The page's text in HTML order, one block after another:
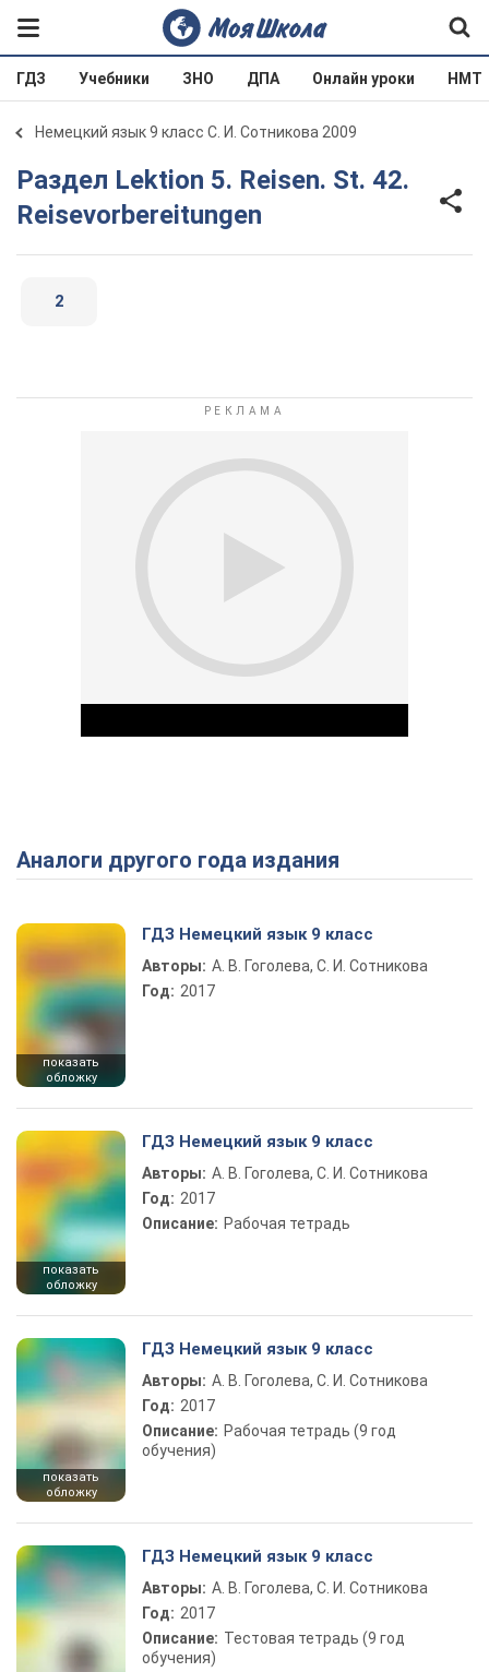
ГДЗ Учебники ЗНО ДПА Онлайн уроки НМТ
Немецкий язык 9 класс С. И. Сотникова 2009
Раздел Lektion 5. Reisen. St. 42.
Reisevorbereitungen
2
Play Video
Аналоги другого года издания
показать
обложку
ГДЗ Немецкий язык 9 класс
Авторы: А. В. Гоголева, С. И. Сотникова
Год: 2017
показать
обложку
ГДЗ Немецкий язык 9 класс
Авторы: А. В. Гоголева, С. И. Сотникова
Год: 2017
Описание: Рабочая тетрадь
показать
обложку
ГДЗ Немецкий язык 9 класс
Авторы: А. В. Гоголева, С. И. Сотникова
Год: 2017
Описание: Рабочая тетрадь (9 год
обучения)
ГДЗ Немецкий язык 9 класс
Авторы: А. В. Гоголева, С. И. Сотникова
Год: 2017
Описание: Тестовая тетрадь (9 год
обучения)